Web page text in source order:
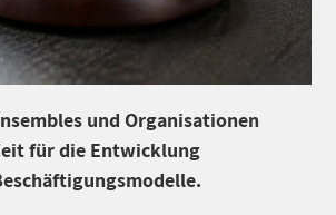
und Organisationen
für die Entwicklung